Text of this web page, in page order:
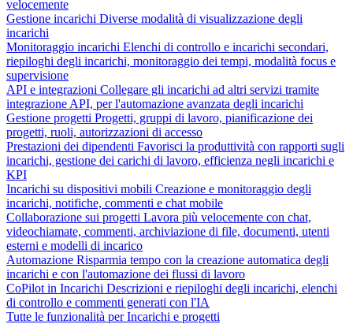
velocemente
Gestione incarichi Diverse modalità di visualizzazione degli
incarichi
Monitoraggio incarichi Elenchi di controllo e incarichi secondari,
riepiloghi degli incarichi, monitoraggio dei tempi, modalità focus e
supervisione
API e integrazioni Collegare gli incarichi ad altri servizi tramite
integrazione API, per l'automazione avanzata degli incarichi
Gestione progetti Progetti, gruppi di lavoro, pianificazione dei
progetti, ruoli, autorizzazioni di accesso
Prestazioni dei dipendenti Favorisci la produttività con rapporti sugli
incarichi, gestione dei carichi di lavoro, efficienza negli incarichi e
KPI
Incarichi su dispositivi mobili Creazione e monitoraggio degli
incarichi, notifiche, commenti e chat mobile
Collaborazione sui progetti Lavora più velocemente con chat,
videochiamate, commenti, archiviazione di file, documenti, utenti
esterni e modelli di incarico
Automazione Risparmia tempo con la creazione automatica degli
incarichi e con l'automazione dei flussi di lavoro
CoPilot in Incarichi Descrizioni e riepiloghi degli incarichi, elenchi
di controllo e commenti generati con l'IA
Tutte le funzionalità per Incarichi e progetti